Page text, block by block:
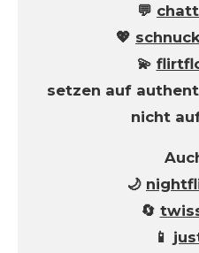
💬
💖
💫
setzen auf
nicht
🌙
🔄
📱